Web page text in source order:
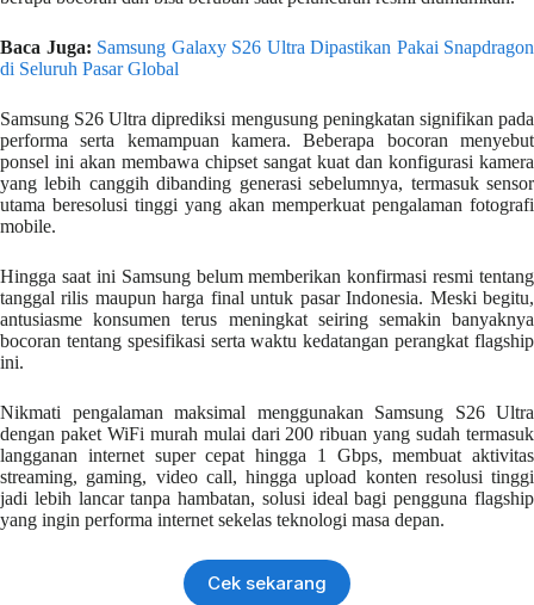
Baca Juga: Samsung Galaxy S26 Ultra Dipastikan Pakai Snapdragon
di Seluruh Pasar Global
Samsung S26 Ultra diprediksi mengusung peningkatan signifikan pada
performa serta kemampuan kamera. Beberapa bocoran menyebut
ponsel ini akan membawa chipset sangat kuat dan konfigurasi kamera
yang lebih canggih dibanding generasi sebelumnya, termasuk sensor
utama beresolusi tinggi yang akan memperkuat pengalaman fotografi
mobile.
Hingga saat ini Samsung belum memberikan konfirmasi resmi tentang
tanggal rilis maupun harga final untuk pasar Indonesia. Meski begitu,
antusiasme konsumen terus meningkat seiring semakin banyaknya
bocoran tentang spesifikasi serta waktu kedatangan perangkat flagship
ini.
Nikmati pengalaman maksimal menggunakan Samsung S26 Ultra
dengan paket WiFi murah mulai dari 200 ribuan yang sudah termasuk
langganan internet super cepat hingga 1 Gbps, membuat aktivitas
streaming, gaming, video call, hingga upload konten resolusi tinggi
jadi lebih lancar tanpa hambatan, solusi ideal bagi pengguna flagship
yang ingin performa internet sekelas teknologi masa depan.
Cek sekarang